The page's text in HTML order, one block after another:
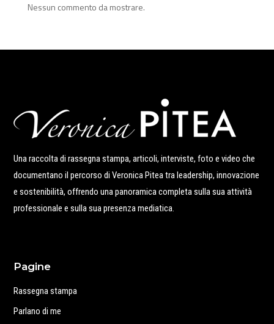
Nessun commento da mostrare.
Una raccolta di rassegna stampa, articoli, interviste, foto e video che
documentano il percorso di Veronica Pitea tra leadership, innovazione
e sostenibilità, offrendo una panoramica completa sulla sua attività
professionale e sulla sua presenza mediatica.
Pagine
Rassegna stampa
Parlano di me